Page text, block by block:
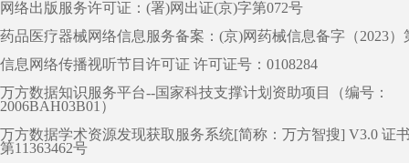
网络出版服务许可证：(署)网出证(京)字第072号
药品医疗器械网络信息服务备案：(京)网药械信息备字（2023）
信息网络传播视听节目许可证 许可证号：0108284
万方数据知识服务平台--国家科技支撑计划资助项目（编号：
2006BAH03B01）
万方数据学术资源发现获取服务系统[简称：万方智搜] V3.0 证
第11363462号